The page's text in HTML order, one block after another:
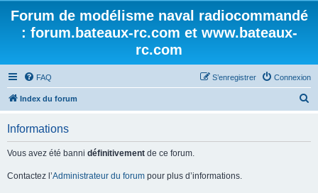
Forum de modélisme naval radiocommandé
: forum.bateaux-rc.com et www.bateaux-
rc.com
FAQ Connexion
S’enregistrer
Index du forum
Informations
Vous avez été banni définitivement de ce forum.
Contactez l’Administrateur du forum pour plus d’informations.